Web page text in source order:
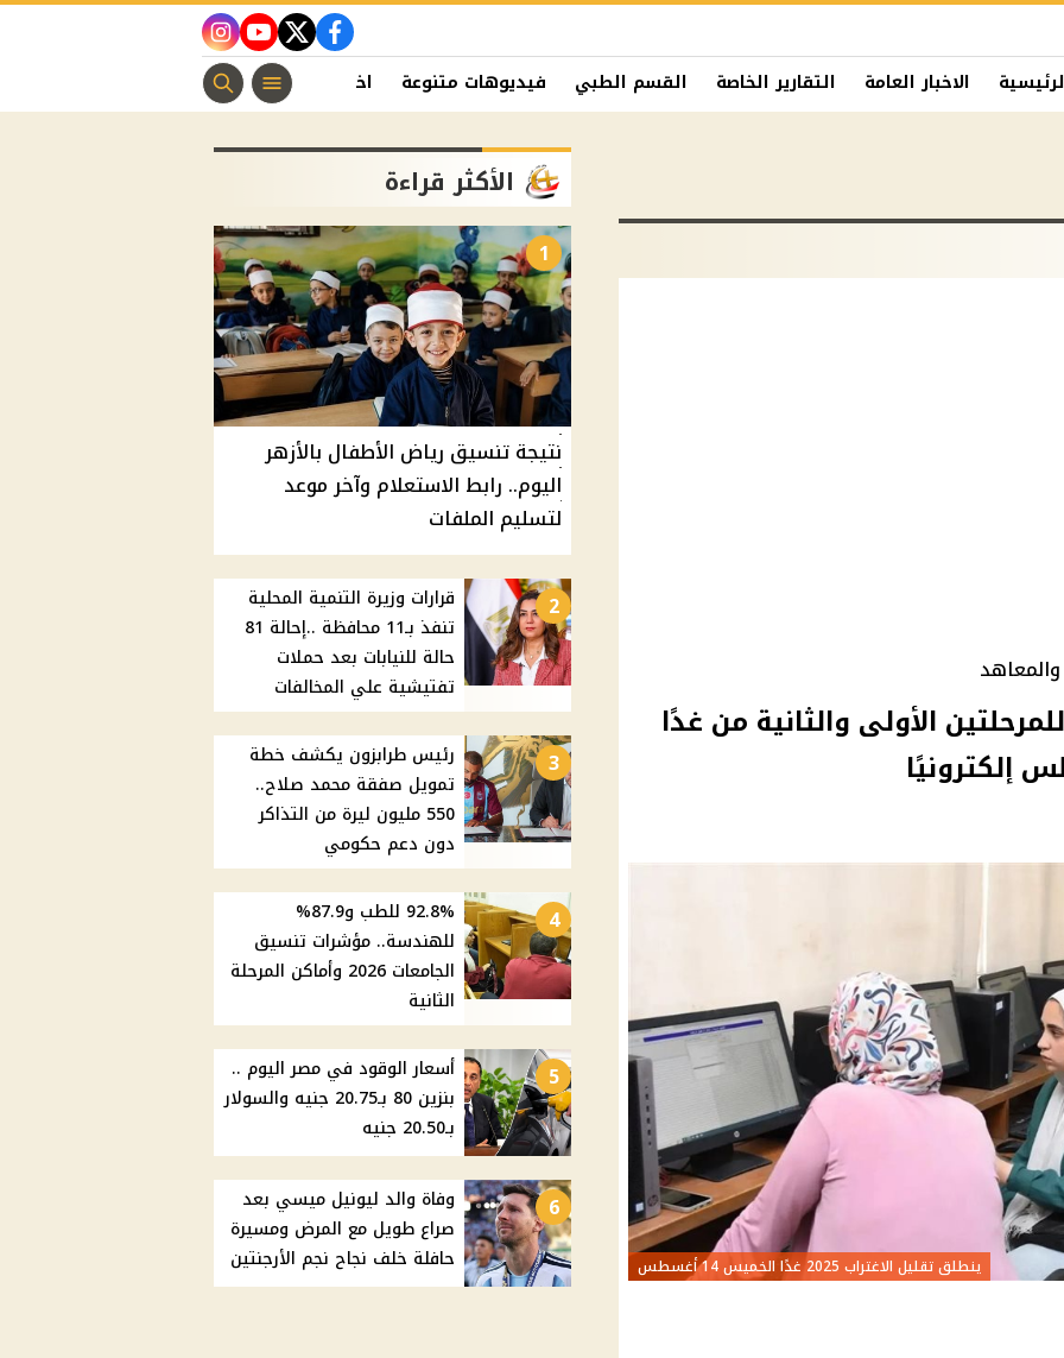
facebook
twitter
youtube
instagram
الاخبار العامة التقارير الخاصة القسم الطبي فيديوهات متنوعة اخبار الفن منوعات مسيحية
تقليل الاغتراب 2025 للمرحلتين الأولى والثانية من غدًا
ينطلق تقليل الاغتراب 2025 غدًا الخميس 14 أغسطس
الأكثر قراءة
1
نتيجة تنسيق رياض الأطفال بالأزهر
اليوم.. رابط الاستعلام وآخر موعد
لتسليم الملفات
2
قرارات وزيرة التنمية المحلية
تنفذ بـ11 محافظة ..إحالة 81
حالة للنيابات بعد حملات
تفتيشية علي المخالفات
3
رئيس طرابزون يكشف خطة
تمويل صفقة محمد صلاح..
550 مليون ليرة من التذاكر
دون دعم حكومي
4
92.8% للطب و87.9%
للهندسة.. مؤشرات تنسيق
الجامعات 2026 وأماكن المرحلة
الثانية
5
أسعار الوقود في مصر اليوم ..
بنزين 80 بـ20.75 جنيه والسولار
بـ20.50 جنيه
6
وفاة والد ليونيل ميسي بعد
صراع طويل مع المرض ومسيرة
حافلة خلف نجاح نجم الأرجنتين